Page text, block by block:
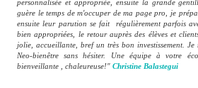
personnalisée et appropriée, ensuite la grande
guère le temps de m'occuper de ma page pro, je
ensuite leur parution se fait régulièrement parfois
bien appropriées, le retour auprès des élèves et
jolie, accueillante, bref un très bon investissement.
Neo-bienêtre sans hésiter. Une équipe à votre
bienveillante , chaleureuse!" Christine Balastegui